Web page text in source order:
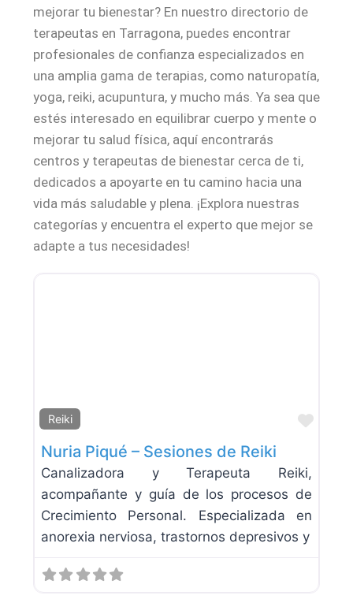
mejorar tu bienestar? En nuestro directorio de
terapeutas en Tarragona, puedes encontrar
profesionales de confianza especializados en
una amplia gama de terapias, como naturopatía,
yoga, reiki, acupuntura, y mucho más. Ya sea que
estés interesado en equilibrar cuerpo y mente o
mejorar tu salud física, aquí encontrarás
centros y terapeutas de bienestar cerca de ti,
dedicados a apoyarte en tu camino hacia una
vida más saludable y plena. ¡Explora nuestras
categorías y encuentra el experto que mejor se
adapte a tus necesidades!
Reiki
Nuria Piqué – Sesiones de Reiki
Canalizadora y Terapeuta Reiki,
acompañante y guía de los procesos de
Crecimiento Personal. Especializada en
anorexia nerviosa, trastornos depresivos y